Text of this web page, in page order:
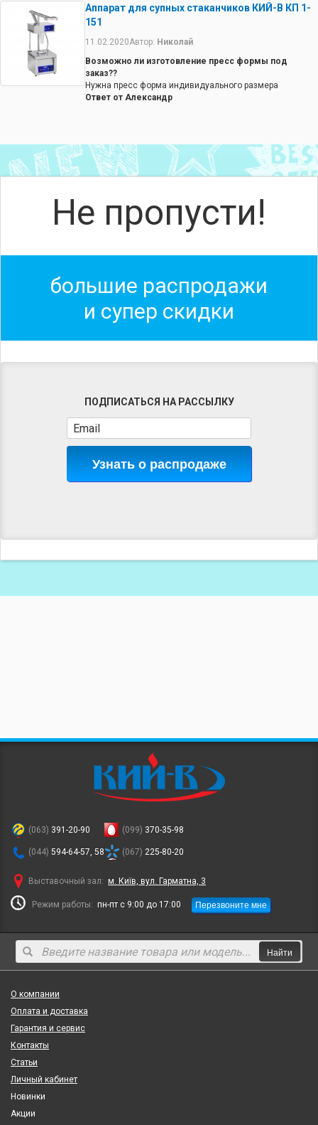
запекается в
съедобный.
Аппарат для супных стаканчиков КИЙ-В КП 1-
151
11.02.2020Автор: Николай
Возможно ли изготовление пресс формы под
заказ??
Нужна пресс форма индивидуального размера
Ответ от Александр
Не пропусти!
большие распродажи
и супер скидки
ПОДПИСАТЬСЯ НА РАССЫЛКУ
Узнать о распродаже
(063) 391-20-90
(044) 594-64-57, 58
(099) 370-35-98
(067) 225-80-20
Выставочный зал: м. Київ, вул. Гарматна, 3
Режим работы: пн-пт с 9:00 до 17:00 Перезвоните мне
Найти
О компании
Оплата и доставка
Гарантия и сервис
Контакты
Статьи
Личный кабинет
Новинки
Акции